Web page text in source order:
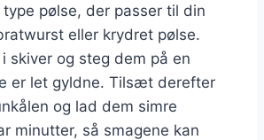
pølse, der passer til din
eller krydret pølse.
skiver og steg dem på en
er let gyldne. Tilsæt derefter
og lad dem simre
minutter, så smagene kan